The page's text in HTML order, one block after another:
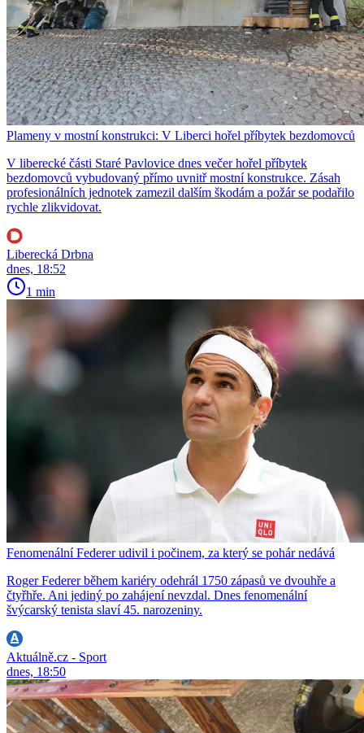
Plameny v mostní konstrukci: V Liberci hořel příbytek bezdomovců
V liberecké části Staré Pavlovice dnes večer hořel příbytek
bezdomovců vybudovaný přímo uvnitř mostní konstrukce. Zásah
profesionálních jednotek zamezil dalším škodám a požár se podařilo
rychle zlikvidovat.
Liberecká Drbna
dnes, 18:52
1 min
Fenomenální Federer udivil i počinem, za který se pohár nedává
Roger Federer během kariéry odehrál 1750 zápasů ve dvouhře a
čtyřhře. Ani jediný po zahájení nevzdal. Dnes fenomenální
švýcarský tenista slaví 45. narozeniny.
Aktuálně.cz - Sport
dnes, 18:50